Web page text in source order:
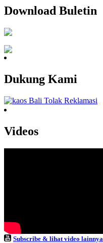
Download Buletin
Dukung Kami
Videos
Subscribe & lihat video lainnya